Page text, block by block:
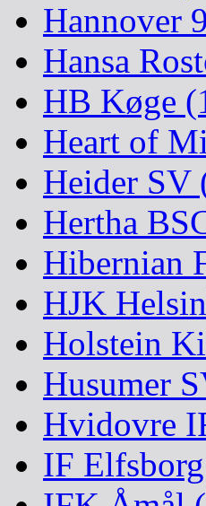
Hannover
Hansa
HB Køge
Heart of
Heider SV
Hertha
Hibernian
HJK
Holstein
Husumer
Hvidovre
IF